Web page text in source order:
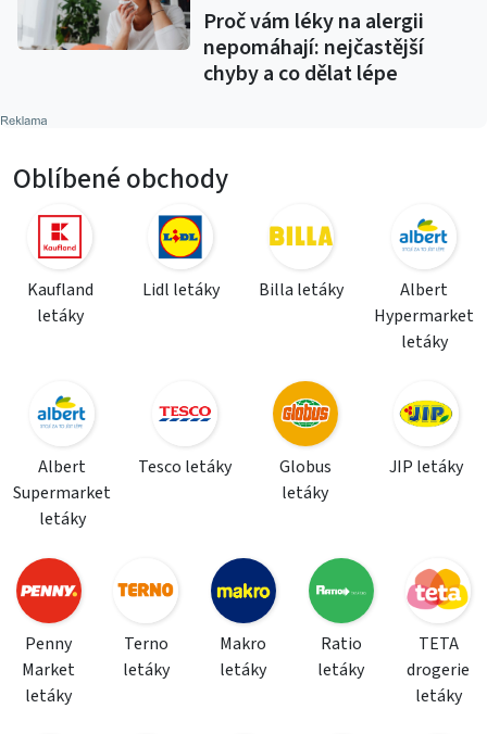
Proč vám léky na alergii
nepomáhají: nejčastější
chyby a co dělat lépe
Oblíbené obchody
Kaufland
letáky
Lidl letáky Billa letáky
Albert
Hypermarket
letáky
Albert
Supermarket
letáky
Tesco letáky
Globus
letáky
JIP letáky
Penny
Market
letáky
Terno
letáky
Makro
letáky
Ratio
letáky
TETA
drogerie
letáky